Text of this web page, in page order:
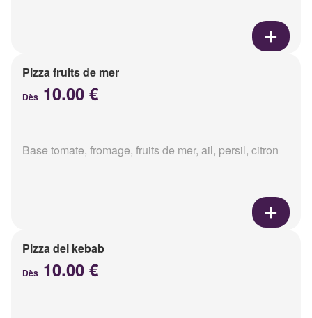
Pizza fruits de mer
Dès 10.00 €
Base tomate, fromage, fruits de mer, ail, persil, citron
Pizza del kebab
Dès 10.00 €